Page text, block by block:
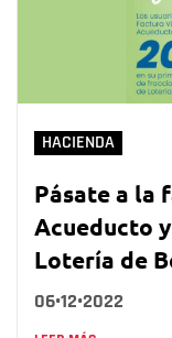
HACIENDA
Pásate a la
Acueducto
Lotería de
06•12•2022